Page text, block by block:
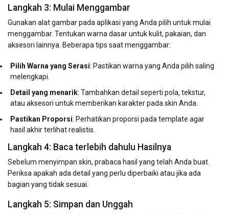
Langkah 3: Mulai Menggambar
Gunakan alat gambar pada aplikasi yang Anda pilih untuk mulai
menggambar. Tentukan warna dasar untuk kulit, pakaian, dan
aksesori lainnya. Beberapa tips saat menggambar:
Pilih Warna yang Serasi: Pastikan warna yang Anda pilih saling
melengkapi.
Detail yang menarik: Tambahkan detail seperti pola, tekstur,
atau aksesori untuk memberikan karakter pada skin Anda.
Pastikan Proporsi: Perhatikan proporsi pada template agar
hasil akhir terlihat realistis.
Langkah 4: Baca terlebih dahulu Hasilnya
Sebelum menyimpan skin, prabaca hasil yang telah Anda buat.
Periksa apakah ada detail yang perlu diperbaiki atau jika ada
bagian yang tidak sesuai.
Langkah 5: Simpan dan Unggah